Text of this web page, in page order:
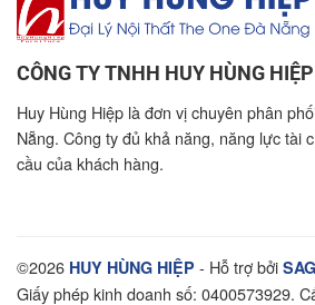
CÔNG TY TNHH HUY HÙNG HIỆP
Huy Hùng Hiệp là đơn vị chuyên phân
Nẵng. Công ty đủ khả năng, năng lực tài
cầu của khách hàng.
©2026 HUY HÙNG HIỆP - Hỗ trợ bởi
Giấy phép kinh doanh số: 0400573929.